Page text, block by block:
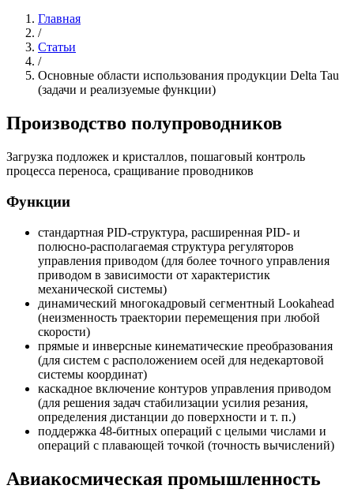
Главная
/
Статьи
/
Основные области использования продукции Delta Tau
(задачи и реализуемые функции)
Производство полупроводников
Загрузка подложек и кристаллов, пошаговый контроль
процесса переноса, сращивание проводников
Функции
стандартная PID-структура, расширенная PID- и
полюсно-располагаемая структура регуляторов
управления приводом (для более точного управления
приводом в зависимости от характеристик
механической системы)
динамический многокадровый сегментный Lookahead
(неизменность траектории перемещения при любой
скорости)
прямые и инверсные кинематические преобразования
(для систем с расположением осей для недекартовой
системы координат)
каскадное включение контуров управления приводом
(для решения задач стабилизации усилия резания,
определения дистанции до поверхности и т. п.)
поддержка 48-битных операций с целыми числами и
операций с плавающей точкой (точность вычислений)
Авиакосмическая промышленность